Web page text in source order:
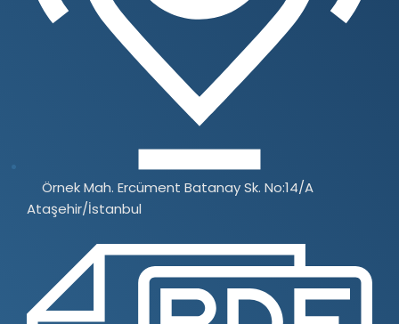
Örnek Mah. Ercüment Batanay Sk. No:14/A
Ataşehir/İstanbul